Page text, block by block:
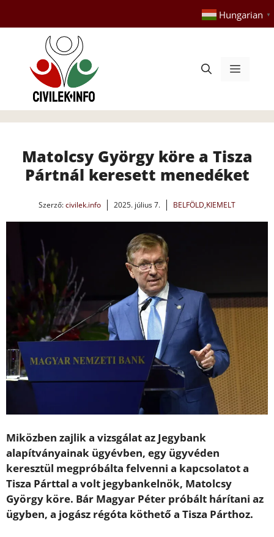
tartalomba
Hungarian ▼
Menü
Matolcsy György köre a Tisza
Pártnál keresett menedéket
Szerző:civilek.info 2025. július 7. BELFÖLD,KIEMELT
Miközben zajlik a vizsgálat az Jegybank
alapítványainak ügyévben, egy ügyvéden
keresztül megpróbálta felvenni a kapcsolatot a
Tisza Párttal a volt jegybankelnök, Matolcsy
György köre. Bár Magyar Péter próbált hárítani az
ügyben, a jogász régóta köthető a Tisza Párthoz.